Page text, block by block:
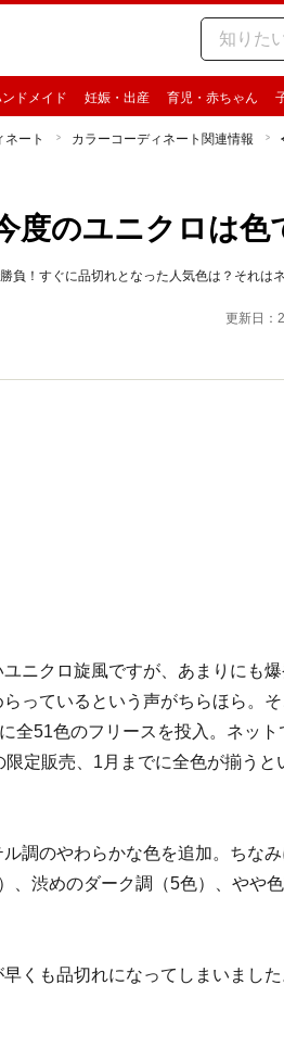
ドメイド 妊娠・出産 育児・赤ちゃん
ネート カラーコーディネート関連情報
のユニクロは色
！すぐに品切れとなった人気色は？それは
更新日：
ニクロ旋風ですが、あまりにも
っているという声がちらほら。
全51色のフリースを投入。ネット
定販売、1月までに全色が揃うと
調のやわらかな色を追加。ちな
、渋めのダーク調（5色）、やや
くも品切れになってしまいまし